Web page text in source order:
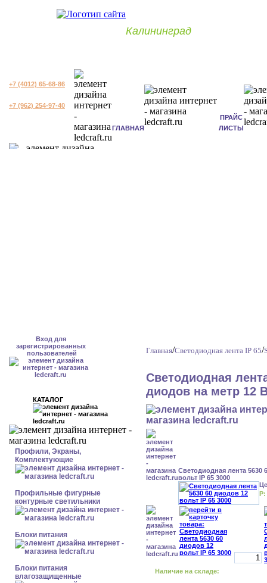
Калининград
+7 (4012) 65-68-86
+7 (962) 254-97-40
ГЛАВНАЯ
ПРАЙС
ЛИСТЫ
Вход для
зарегистрированных
пользователей
КАТАЛОГ
Профили, Экраны,
Комплектующие
Профильные фигурные
контурные светильники
Блоки питания
Блоки питания
влагозащищенные
Главная/Светодиодная лента IP 65/
Светодиодная
диодов на метр 12
Светодиодная лента 5630
вольт IP 65 3000
Р:
Наличие на складе: